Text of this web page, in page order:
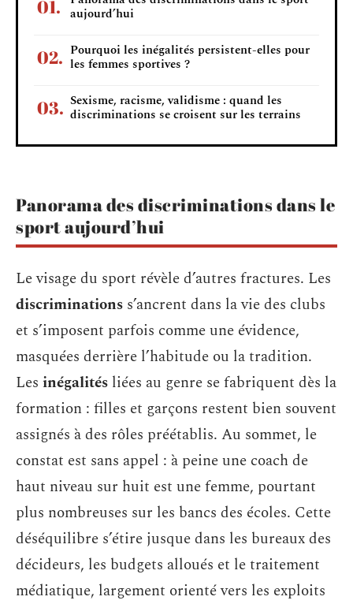
aujourd’hui
Pourquoi les inégalités persistent-elles pour
les femmes sportives ?
Sexisme, racisme, validisme : quand les
discriminations se croisent sur les terrains
Panorama des discriminations dans le
sport aujourd’hui
Le visage du sport révèle d’autres fractures. Les
discriminations s’ancrent dans la vie des clubs
et s’imposent parfois comme une évidence,
masquées derrière l’habitude ou la tradition.
Les inégalités liées au genre se fabriquent dès la
formation : filles et garçons restent bien souvent
assignés à des rôles préétablis. Au sommet, le
constat est sans appel : à peine une coach de
haut niveau sur huit est une femme, pourtant
plus nombreuses sur les bancs des écoles. Cette
déséquilibre s’étire jusque dans les bureaux des
décideurs, les budgets alloués et le traitement
médiatique, largement orienté vers les exploits